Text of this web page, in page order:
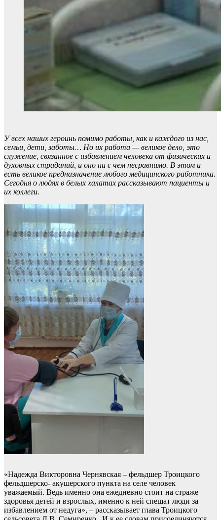
У всех наших героинь помимо работы, как и каждого из нас,
семьи, дети, заботы… Но их работа — великое дело, это
служение, связанное с избавлением человека от физических и
духовных страданий, и оно ни с чем несравнимо. В этом и
есть великое предназначение любого медицинского работника.
Сегодня о людях в белых халатах рассказывают пациенты и
их коллеги.
«Надежда Викторовна Чернявская – фельдшер Троицкого
фельдшерско- акушерского пункта на селе человек
уважаемый. Ведь именно она ежедневно стоит на страже
здоровья детей и взрослых, именно к ней спешат люди за
избавлением от недуга», – рассказывает глава Троицкого